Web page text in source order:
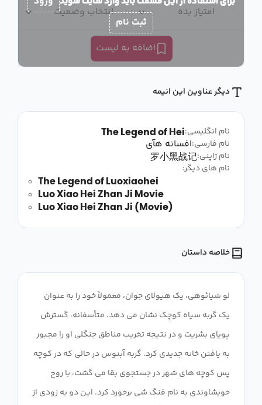
امتیاز بده انتخاب وضعیت
اضافه به لیست
ثبت نام
دیگر عناوین این انیمه
نام انگلیسی:The Legend of Hei
نام فارسی:افسانه هآی
نام ژاپنی:罗小黑战记
نام های دیگر:
The Legend of Luoxiaohei
Luo Xiao Hei Zhan Ji Movie
Luo Xiao Hei Zhan Ji (Movie)
خلاصه داستان
لو شیائوهی، یک هیولای جوان، معمولاً خود را به عنوان
یک گربه سیاه کوچک نشان می دهد. متأسفانه، گسترش
پویای بشریت و در نتیجه تخریب مناطق جنگلی او را مجبور
به یافتن خانه جدیدی کرد. گربه آبنوس در حالی که در کوچه
پس کوچه های شهر در جستجوی بقا می گشت، با روح
خویشاوندی به نام فنگ شی برخورد کرد. این دو به زودی از